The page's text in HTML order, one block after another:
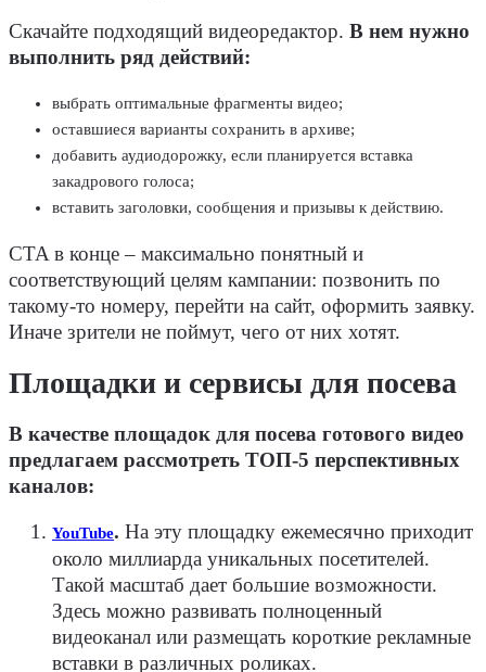
Скачайте подходящий видеоредактор. В нем нужно
выполнить ряд действий:
выбрать оптимальные фрагменты видео;
оставшиеся варианты сохранить в архиве;
добавить аудиодорожку, если планируется вставка
закадрового голоса;
вставить заголовки, сообщения и призывы к действию.
CTA в конце – максимально понятный и
соответствующий целям кампании: позвонить по
такому-то номеру, перейти на сайт, оформить заявку.
Иначе зрители не поймут, чего от них хотят.
Площадки и сервисы для посева
В качестве площадок для посева готового видео
предлагаем рассмотреть ТОП-5 перспективных
каналов:
YouTube. На эту площадку ежемесячно приходит
около миллиарда уникальных посетителей.
Такой масштаб дает большие возможности.
Здесь можно развивать полноценный
видеоканал или размещать короткие рекламные
вставки в различных роликах.